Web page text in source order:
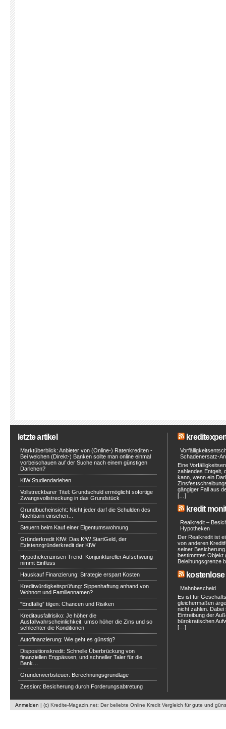
letzte artikel
Marktüberblick: Anbieter von (Online-) Ratenkrediten -
Bei welchen (Direkt-) Banken sollte man online einmal
vorbeischauen auf der Suche nach einem günstigen
Darlehen?
KfW Studiendarlehen
Vollstreckbarer Titel: Grundschuld ermöglicht sofortige
Zwangsvollstreckung in das Grundstück
Grundbucheinsicht: Nicht jeder darf die Schulden des
Nachbarn einsehen…
Steuern beim Kauf einer Eigentumswohnung
Gründerkredit KfW: Das KfW StartGeld, der
Existenzgründerkredit der KfW
Hypothekenzinsen Trend: Konjunktureller Aufschwung
nimmt Einfluss
Hauskauf Finanzierung: Strategie erspart Kosten
Kreditwürdigkeitsprüfung: Sippenhaftung anhand von
Wohnort und Familiennamen?
“Endfällig” tilgen: Chancen und Risiken
Kreditausfallrisiko: Je höher die
Ausfallwahrscheinlichkeit, umso höher die Zins und so
schlechter die Konditionen
Autofinanzierung: Wie geht es günstig?
Dispositionskredit: Schnelle Überbrückung von
finanziellen Engpässen, und schneller Taler für die
Bank…
Grunderwerbsteuer: Berechnungsgrundlage
Zession: Besicherung durch Forderungsabtretung
Schadenersatz-
Eine
zahlendes Entgelt,
kann, wenn ein
gängiger Fall aus
[…]
kredit
Realkredit –
Hypotheken
Der Realkredit ist
von anderen
seiner
bestimmtes Objekt
Beleihungsgrenze
Mahnbescheid
Es ist für
gleichermaßen
nicht zahlen. Dabei
Eintreibung der
bürokratischen
[…]
Anmelden | (c) Kredite-Magazin.net: Der beliebte Online Kredit Vergleich für gute und